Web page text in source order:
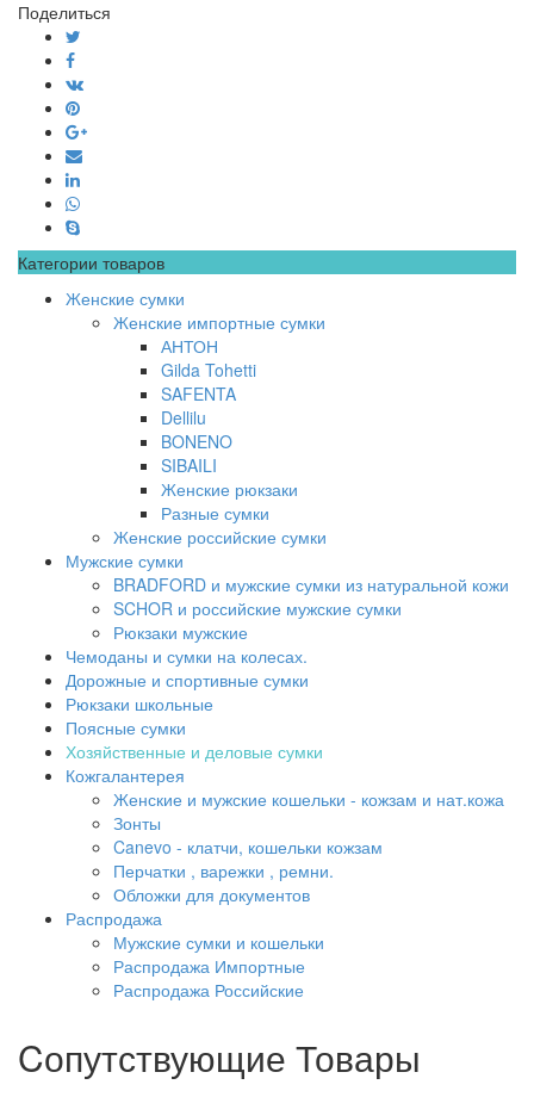
Поделиться
Категории товаров
Женские сумки
Женские импортные сумки
АНТОН
Gilda Tohetti
SAFENTA
Dellilu
BONENO
SIBAILI
Женские рюкзаки
Разные сумки
Женские российские сумки
Мужские сумки
BRADFORD и мужские сумки из натуральной кожи
SCHOR и российские мужские сумки
Рюкзаки мужские
Чемоданы и сумки на колесах.
Дорожные и спортивные сумки
Рюкзаки школьные
Поясные сумки
Хозяйственные и деловые сумки
Кожгалантерея
Женские и мужские кошельки - кожзам и нат.кожа
Зонты
Canevo - клатчи, кошельки кожзам
Перчатки , варежки , ремни.
Обложки для документов
Распродажа
Мужские сумки и кошельки
Распродажа Импортные
Распродажа Российские
Cопутствующие Товары